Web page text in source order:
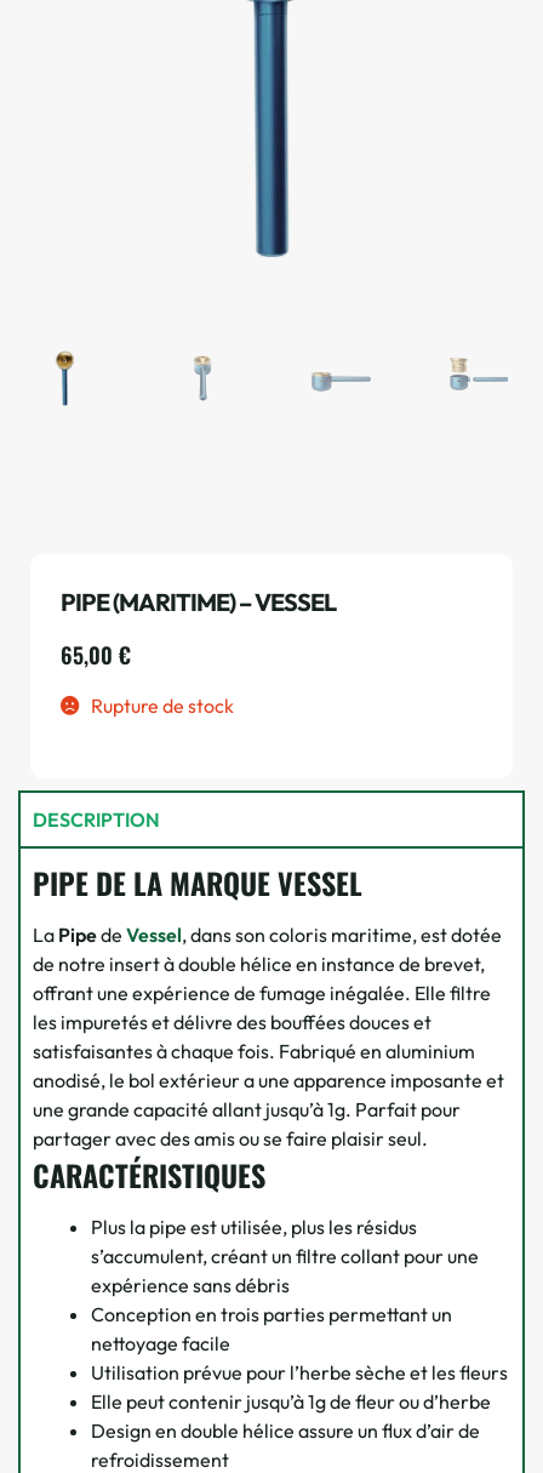
PIPE (MARITIME) – VESSEL
65,00 €
Rupture de stock
DESCRIPTION
PIPE DE LA MARQUE VESSEL
La Pipede Vessel, dans son coloris maritime, est dotée
de notre insert à double hélice en instance de brevet,
offrant une expérience de fumage inégalée. Elle filtre
les impuretés et délivre des bouffées douces et
satisfaisantes à chaque fois. Fabriqué en aluminium
anodisé, le bol extérieur a une apparence imposante et
une grande capacité allant jusqu’à 1g. Parfait pour
partager avec des amis ou se faire plaisir seul.
CARACTÉRISTIQUES
Plus la pipe est utilisée, plus les résidus
s’accumulent, créant un filtre collant pour une
expérience sans débris
Conception en trois parties permettant un
nettoyage facile
Utilisation prévue pour l’herbe sèche et les fleurs
Elle peut contenir jusqu’à 1g de fleur ou d’herbe
Design en double hélice assure un flux d’air de
refroidissement